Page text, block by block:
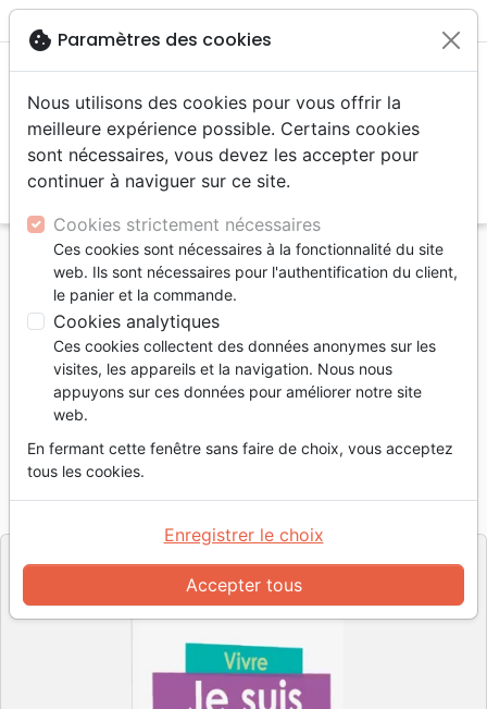
menu
Accueil Bibles
Segond 21
Je suis un enfant de Dieu ! - Vivre avec Christ en
quelques versets clés
Je suis un enfant de Dieu !
Vivre avec Christ en quelques versets
clés
Version :Segond 21
cookie Paramètres des cookies
Nous utilisons des cookies pour vous offrir la
meilleure expérience possible. Certains cookies
sont nécessaires, vous devez les accepter pour
continuer à naviguer sur ce site.
Cookies strictement nécessaires
Ces cookies sont nécessaires à la fonctionnalité du site
web. Ils sont nécessaires pour l'authentification du client,
le panier et la commande.
Cookies analytiques
Ces cookies collectent des données anonymes sur les
visites, les appareils et la navigation. Nous nous
appuyons sur ces données pour améliorer notre site
web.
En fermant cette fenêtre sans faire de choix, vous acceptez
tous les cookies.
Accepter tous
Enregistrer le choix